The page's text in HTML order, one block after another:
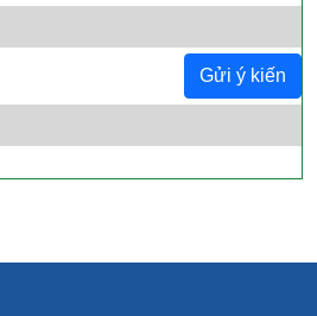
Gửi ý kiến